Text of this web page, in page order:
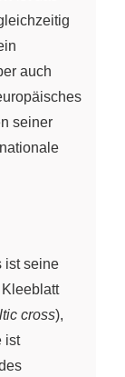
auch
seiner
ist seine
cross),
ist